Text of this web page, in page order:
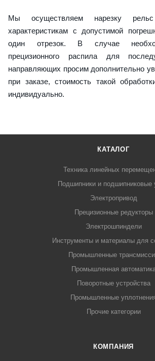
Мы осуществляем нарезку
характеристикам с допустимой
один отрезок. В случае
прецизионного распила для
направляющих просим дополнительно
при заказе, стоимость такой
индивидуально.
КАТАЛОГ
Техника линейных
Подшипники и подшипниковые
Электропривод
Прецизионные редукторы
Электрошпиндели
Инструменты и материалы для
Промышленные
Промышленная
Поворотные устройства
Промышленные
Прочие категории
КОМПАНИЯ